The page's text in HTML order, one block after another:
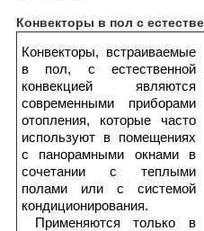
Конвекторы в пол с
Конвекторы, встраиваемые
в пол, с естественной
конвекцией являются
современными приборами
отопления, которые часто
используют в помещениях
с панорамными окнами в
сочетании с теплыми
полами или с системой
кондиционирования.
Применяются только в